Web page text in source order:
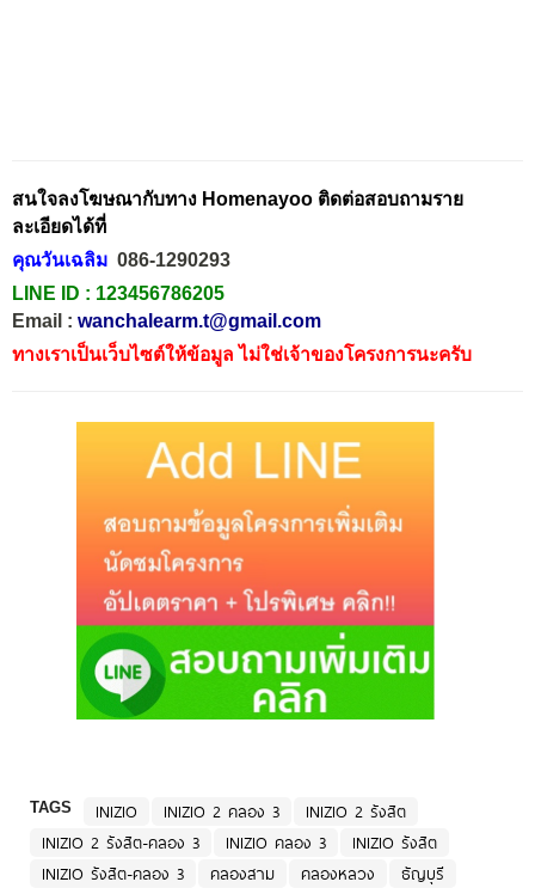
สนใจลงโฆษณากับทาง Homenayoo ติดต่อสอบถามราย
ละเอียดได้ที่
คุณวันเฉลิม 086-1290293
LINE ID : 123456786205
Email : wanchalearm.t@gmail.com
ทางเราเป็นเว็บไซต์ให้ข้อมูล ไม่ใช่เจ้าของโครงการนะครับ
TAGS INIZIO INIZIO 2 คลอง 3
INIZIO 2 รังสิต
INIZIO 2 รังสิต-คลอง 3
INIZIO คลอง 3
INIZIO รังสิต
INIZIO รังสิต-คลอง 3
คลองสาม คลองหลวง
ธัญบุรี